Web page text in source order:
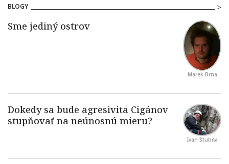
BLOGY
Marek Brna
Ivan Štubňa